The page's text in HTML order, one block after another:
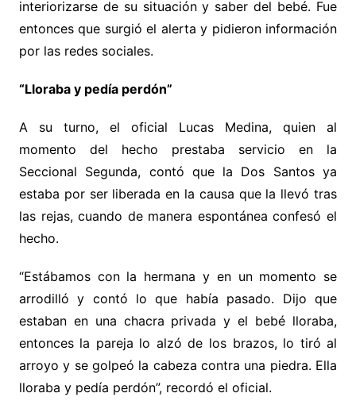
interiorizarse de su situación y saber del bebé. Fue
entonces que surgió el alerta y pidieron información
por las redes sociales.
“Lloraba y pedía perdón”
A su turno, el oficial Lucas Medina, quien al
momento del hecho prestaba servicio en la
Seccional Segunda, contó que la Dos Santos ya
estaba por ser liberada en la causa que la llevó tras
las rejas, cuando de manera espontánea confesó el
hecho.
“Estábamos con la hermana y en un momento se
arrodilló y contó lo que había pasado. Dijo que
estaban en una chacra privada y el bebé lloraba,
entonces la pareja lo alzó de los brazos, lo tiró al
arroyo y se golpeó la cabeza contra una piedra. Ella
lloraba y pedía perdón”, recordó el oficial.